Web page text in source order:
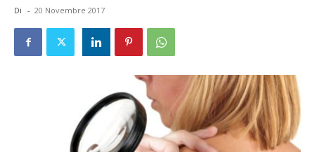
Di - 20 Novembre 2017